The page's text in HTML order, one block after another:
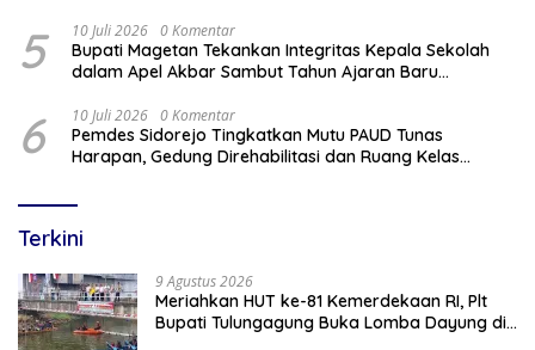
5 10 Juli 2026 0 Komentar
Bupati Magetan Tekankan Integritas Kepala Sekolah
dalam Apel Akbar Sambut Tahun Ajaran Baru
6 10 Juli 2026 0 Komentar
Pemdes Sidorejo Tingkatkan Mutu PAUD Tunas
Harapan, Gedung Direhabilitasi dan Ruang Kelas
Terkini
9 Agustus 2026
Meriahkan HUT ke-81 Kemerdekaan RI, Plt
Bupati Tulungagung Buka Lomba Dayung di